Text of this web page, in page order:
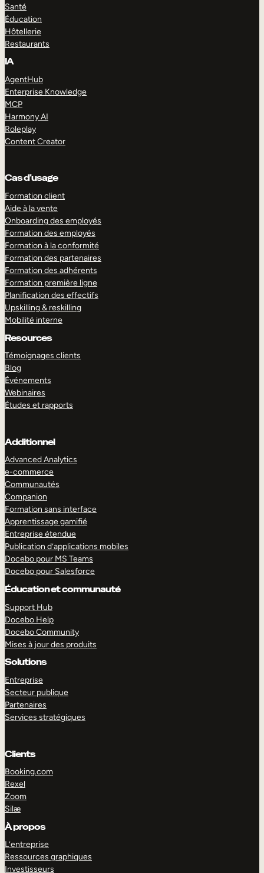
Santé
Éducation
Hôtellerie
Restaurants
IA
AgentHub
Enterprise Knowledge
MCP
Harmony AI
Roleplay
Content Creator
Cas d’usage
Formation client
Aide à la vente
Onboarding des employés
Formation des employés
Formation à la conformité
Formation des partenaires
Formation des adhérents
Formation première ligne
Planification des effectifs
Upskilling & reskilling
Mobilité interne
Resources
Témoignages clients
Blog
Événements
Webinaires
Études et rapports
Additionnel
Advanced Analytics
e-commerce
Communautés
Companion
Formation sans interface
Apprentissage gamifié
Entreprise étendue
Publication d’applications mobiles
Docebo pour MS Teams
Docebo pour Salesforce
Éducation et communauté
Support Hub
Docebo Help
Docebo Community
Mises à jour des produits
Solutions
Entreprise
Secteur publique
Partenaires
Services stratégiques
Clients
Booking.com
Rexel
Zoom
Silæ
À propos
L’entreprise
Ressources graphiques
Investisseurs